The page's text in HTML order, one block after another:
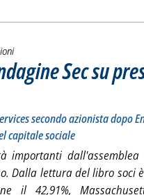
Sec su
Financial Services secondo azionista
alle 12.22.
secondo azionista dopo
capitale sociale
importanti
Dalla lettura del libro soci
il 42,91%,